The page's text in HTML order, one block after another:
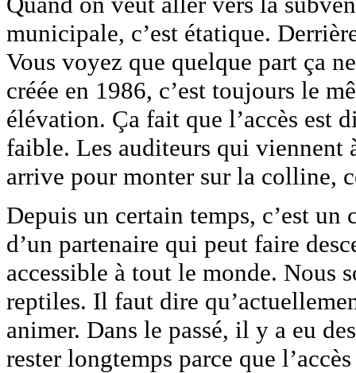
municipale, c’est étatique.
Vous voyez que quelque part ça
créée en 1986, c’est toujours le
élévation. Ça fait que l’accès est
faible. Les auditeurs qui viennent
arrive pour monter sur la colline,
Depuis un certain temps, c’est un
d’un partenaire qui peut faire
accessible à tout le monde. Nous
reptiles. Il faut dire
animer. Dans le passé, il y a eu
rester longtemps parce que